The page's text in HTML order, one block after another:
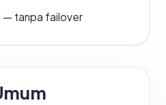
— tanpa failover